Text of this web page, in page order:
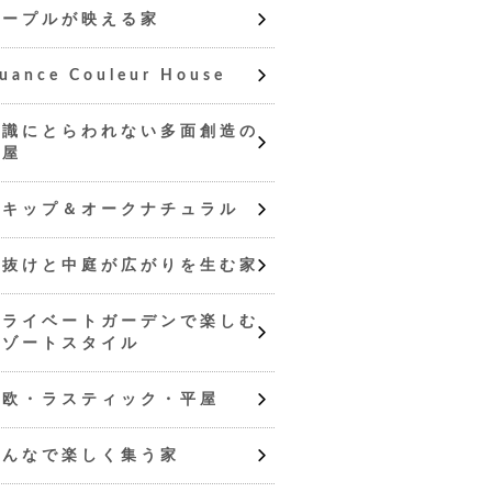
プルが映える家
Couleur House
にとらわれない多面創造の
ップ＆オークナチュラル
けと中庭が広がりを生む家
イベートガーデンで楽しむ
ートスタイル
・ラスティック・平屋
なで楽しく集う家